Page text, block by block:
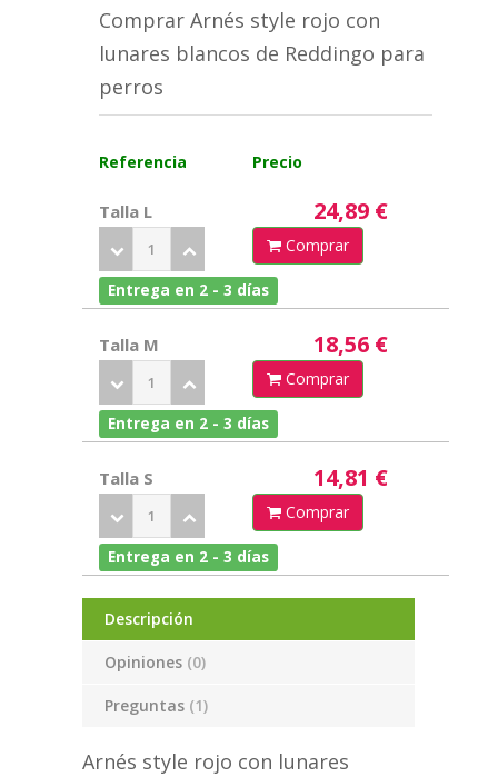
Comprar Arnés style rojo con
lunares blancos de Reddingo para
perros
Referencia Precio
Talla L 24,89 €
Comprar
Entrega en 2 - 3 días
Talla M 18,56 €
Comprar
Entrega en 2 - 3 días
Talla S 14,81 €
Comprar
Entrega en 2 - 3 días
Descripción
Opiniones (0)
Preguntas (1)
Arnés style rojo con lunares